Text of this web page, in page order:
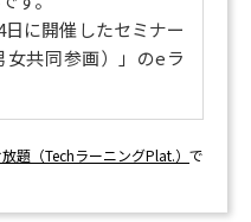
に開催したセミナー
女共同参画）」のeラ
題（TechラーニングPlat.）で